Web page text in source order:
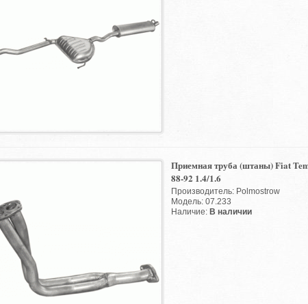
Приемная труба (штаны) Fiat
88-92 1.4/1.6
Производитель: Polmostrow
Модель: 07.233
Наличие: В наличии